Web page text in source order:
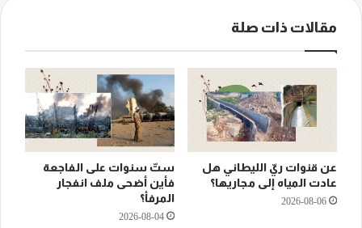
مقالات ذات صلة
عن قنوات ريّ الليطاني هل
عادت المياه إلى مجاريها؟
2026-08-06
ستّ سنوات على الفاجعة
فأين أضحى ملف انفجار
المرفأ؟
2026-08-04